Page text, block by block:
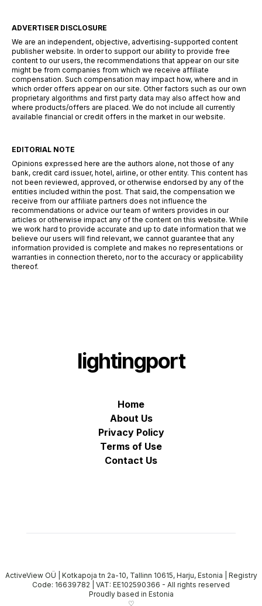
ADVERTISER DISCLOSURE
We are an independent, objective, advertising-supported content
publisher website. In order to support our ability to provide free
content to our users, the recommendations that appear on our site
might be from companies from which we receive affiliate
compensation. Such compensation may impact how, where and in
which order offers appear on our site. Other factors such as our own
proprietary algorithms and first party data may also affect how and
where products/offers are placed. We do not include all currently
available financial or credit offers in the market in our website.
EDITORIAL NOTE
Opinions expressed here are the authors alone, not those of any
bank, credit card issuer, hotel, airline, or other entity. This content has
not been reviewed, approved, or otherwise endorsed by any of the
entities included within the post. That said, the compensation we
receive from our affiliate partners does not influence the
recommendations or advice our team of writers provides in our
articles or otherwise impact any of the content on this website. While
we work hard to provide accurate and up to date information that we
believe our users will find relevant, we cannot guarantee that any
information provided is complete and makes no representations or
warranties in connection thereto, nor to the accuracy or applicability
thereof.
lightingport
Home
About Us
Privacy Policy
Terms of Use
Contact Us
ActiveView OÜ | Kotkapoja tn 2a-10, Tallinn 10615, Harju, Estonia | Registry
Code: 16639782 | VAT: EE102590366 - All rights reserved
Proudly based in Estonia
♡